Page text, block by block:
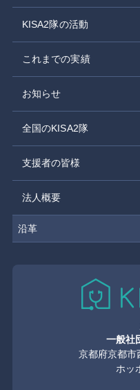
一般社
京都府京都市
ホッ
KISA2隊の活動
これまでの実績
お知らせ
全国のKISA2隊
支援者の皆様
法人概要
沿革